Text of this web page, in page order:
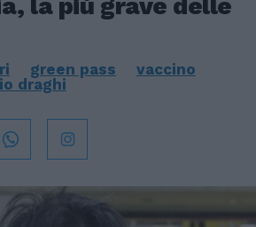
green pass
vaccino
draghi